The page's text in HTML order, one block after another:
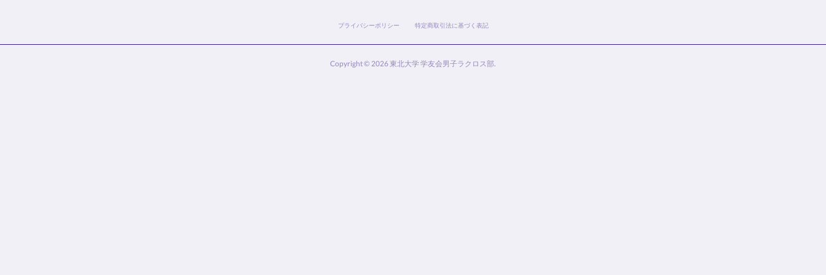
プライバシーポリシー 特定商取引法に基づく表記
Copyright © 2026 東北大学 学友会男子ラクロス部.